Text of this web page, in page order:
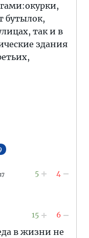
бутылок,
так и в
здания
5 4
15 6
в жизни не